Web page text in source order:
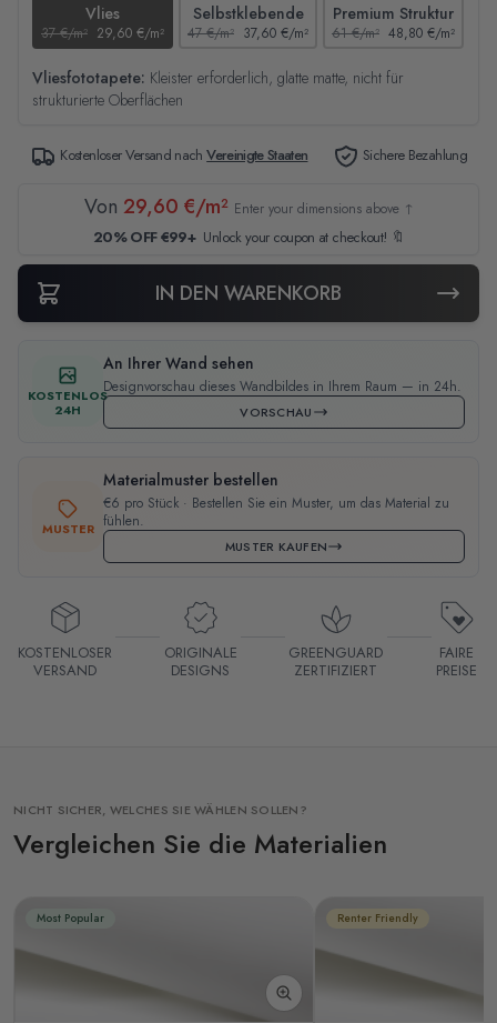
Vlies
37 €/m² 29,60 €/m²
Selbstklebende
47 €/m² 37,60 €/m²
Premium Struktur
61 €/m² 48,80 €/m²
Vliesfototapete: Kleister erforderlich, glatte matte, nicht für
strukturierte Oberflächen
Kostenloser Versand nachVereinigte Staaten Sichere Bezahlung
Von 29,60 €/m² Enter your dimensions above ↑
20% OFF €99+ Unlock your coupon at checkout! 🔖
IN DEN WARENKORB
KOSTENLOS
24H
An Ihrer Wand sehen
Designvorschau dieses Wandbildes in Ihrem Raum — in 24h.
VORSCHAU
MUSTER
Materialmuster bestellen
€6 pro Stück · Bestellen Sie ein Muster, um das Material zu
fühlen.
MUSTER KAUFEN
KOSTENLOSER
VERSAND
ORIGINALE
DESIGNS
GREENGUARD
ZERTIFIZIERT
FAIRE
PREISE
NICHT SICHER, WELCHES SIE WÄHLEN SOLLEN?
Vergleichen Sie die Materialien
Most Popular Renter Friendly